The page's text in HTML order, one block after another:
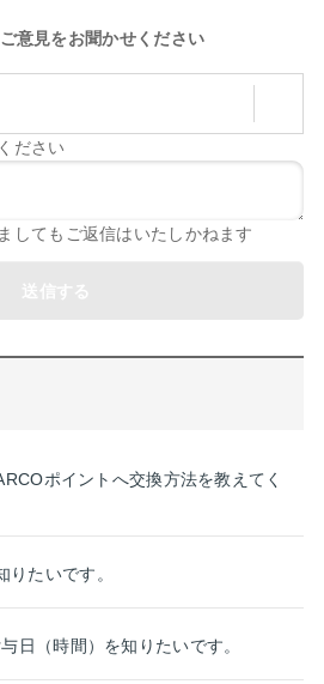
意見をお聞かせください
ださい
してもご返信はいたしかねます
ポイントへ交換方法を教えてく
りたいです。
日（時間）を知りたいです。